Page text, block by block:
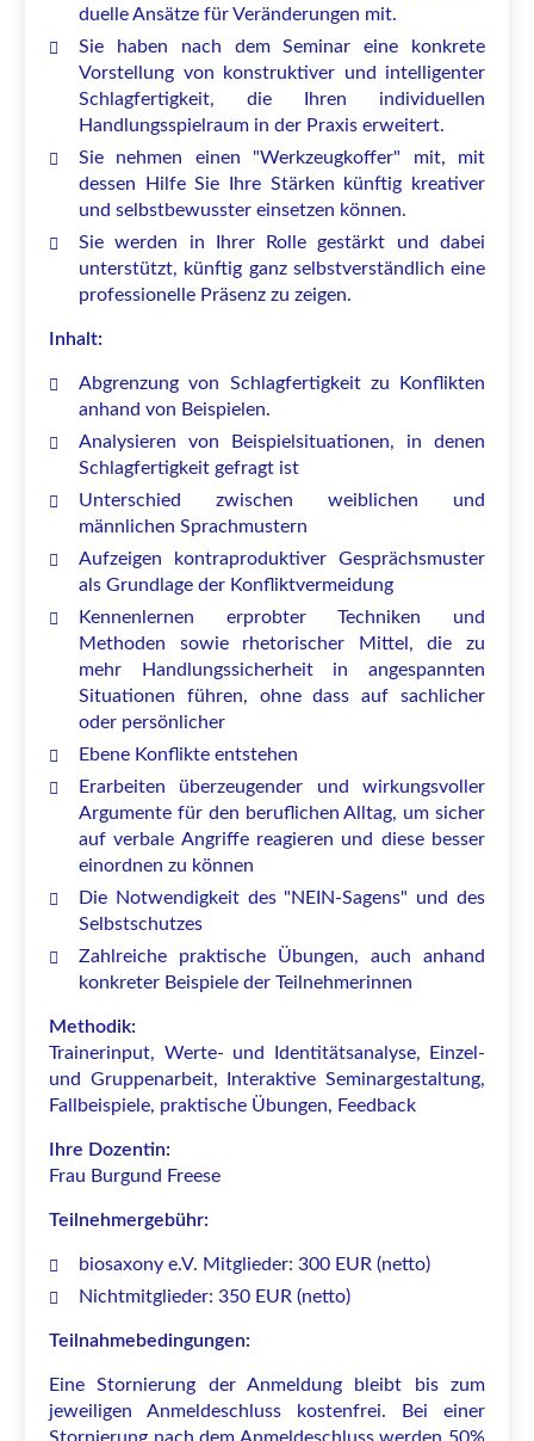
duelle Ansätze für Veränderungen mit.
Sie haben nach dem Seminar eine konkrete
Vorstellung von konstruktiver und intelligen­ter
Schlagfertigkeit, die Ihren individuellen
Handlungsspielraum in der Praxis erweitert.
Sie nehmen einen "Werkzeugkoffer" mit, mit
dessen Hilfe Sie Ihre Stärken künftig kreati­ver
und selbstbewusster einsetzen können.
Sie werden in Ihrer Rolle gestärkt und dabei
unterstützt, künftig ganz selbstverständlich eine
professionelle Präsenz zu zeigen.
Inhalt:
Abgrenzung von Schlagfertigkeit zu Konflikten
anhand von Beispielen.
Analysieren von Beispielsituationen, in denen
Schlagfertigkeit gefragt ist
Unterschied zwischen weiblichen und
männlichen Sprachmustern
Aufzeigen kontraproduktiver Gesprächsmuster
als Grundlage der Konfliktvermeidung
Kennenlernen erprobter Techniken und
Methoden sowie rhetorischer Mittel, die zu
mehr Handlungssicherheit in angespannten
Situationen führen, ohne dass auf sachlicher
oder persönlicher
Ebene Konflikte entstehen
Erarbeiten überzeugender und wirkungsvoller
Argumente für den beruflichen Alltag, um sicher
auf verbale Angriffe reagieren und diese besser
einordnen zu können
Die Notwendigkeit des "NEIN-Sagens" und des
Selbstschutzes
Zahlreiche praktische Übungen, auch anhand
konkreter Beispiele der Teilnehmerinnen
Methodik:
Trainerinput, Werte- und Identitätsanalyse, Einzel-
und Gruppenarbeit, Interaktive Seminargestaltung,
Fallbeispiele, praktische Übungen, Feedback
Ihre Dozentin:
Frau Burgund Freese
Teilnehmergebühr:
biosaxony e.V. Mitglieder: 300 EUR (netto)
Nichtmitglieder: 350 EUR (netto)
Teilnahmebedingungen:
Eine Stornierung der Anmeldung bleibt bis zum
jeweiligen Anmeldeschluss kostenfrei. Bei einer